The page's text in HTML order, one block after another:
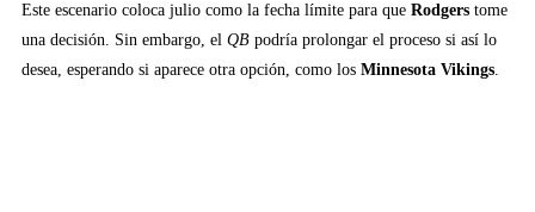
Este escenario coloca julio como la fecha límite para que Rodgers tome
una decisión. Sin embargo, el QB podría prolongar el proceso si así lo
desea, esperando si aparece otra opción, como los Minnesota Vikings.